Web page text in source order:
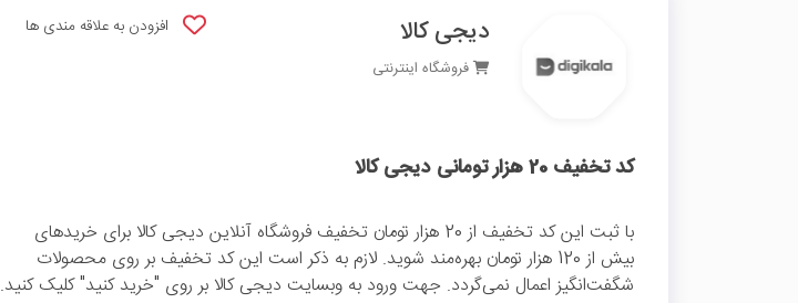
دیجی کالا
فروشگاه اینترنتی
افزودن به علاقه مندی ها
کد تخفیف 20 هزار تومانی دیجی کالا
با ثبت این کد تخفیف از 20 هزار تومان تخفیف فروشگاه آنلاین دیجی کالا برای خریدهای
بیش از 120 هزار تومان بهره‌مند شوید. لازم به ذکر است این کد تخفیف بر روی محصولات
شگفت‌انگیز اعمال نمی‌گردد. جهت ورود به وبسایت دیجی کالا بر روی "خرید کنید" کلیک کنید.